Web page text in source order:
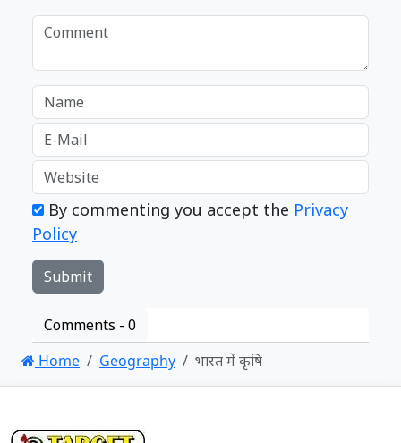
By commenting you accept the Privacy
Policy
Comments - 0
Home
Geography भारत में कृषि